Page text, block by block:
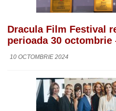
Dracula Film Festival
perioada 30 octombrie
10 OCTOMBRIE 2024